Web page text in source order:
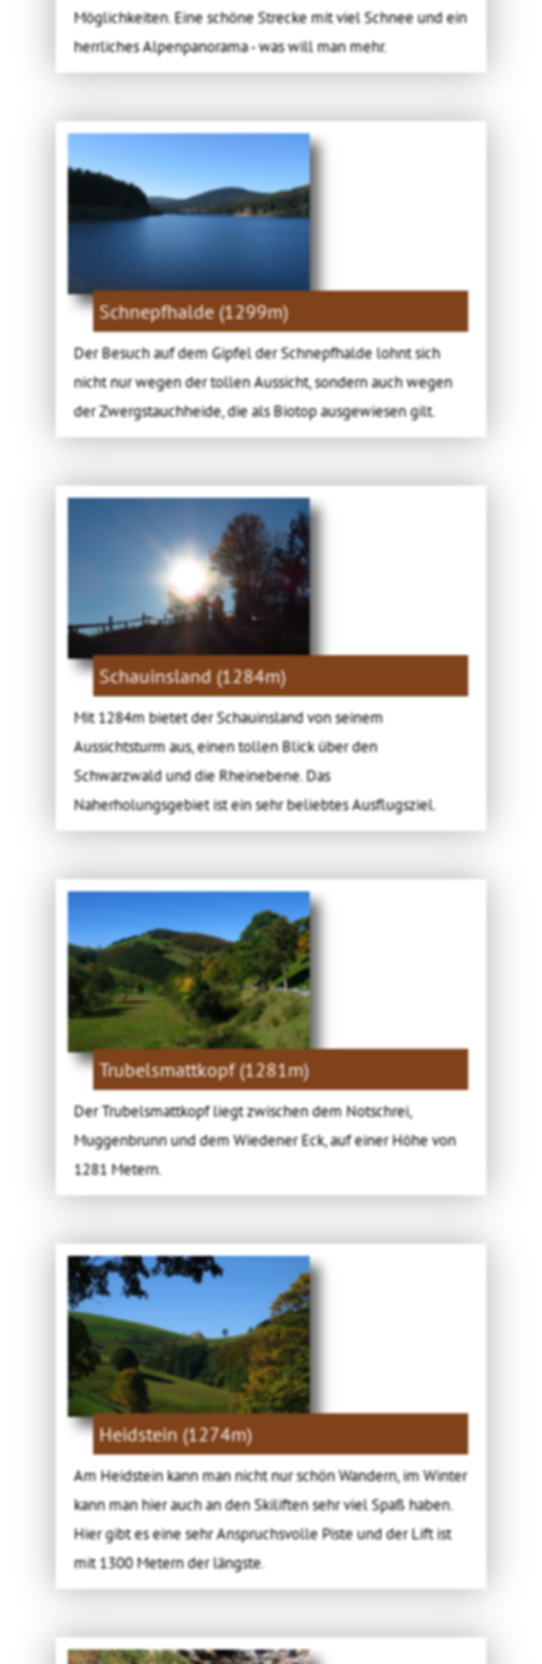
Möglichkeiten. Eine schöne Strecke mit viel Schnee und ein
herrliches Alpenpanorama - was will man mehr.
Schnepfhalde (1299m)
Der Besuch auf dem Gipfel der Schnepfhalde lohnt sich
nicht nur wegen der tollen Aussicht, sondern auch wegen
der Zwergstauchheide, die als Biotop ausgewiesen gilt.
Schauinsland (1284m)
Mit 1284m bietet der Schauinsland von seinem
Aussichtsturm aus, einen tollen Blick über den
Schwarzwald und die Rheinebene. Das
Naherholungsgebiet ist ein sehr beliebtes Ausflugsziel.
Trubelsmattkopf (1281m)
Der Trubelsmattkopf liegt zwischen dem Notschrei,
Muggenbrunn und dem Wiedener Eck, auf einer Höhe von
1281 Metern.
Heidstein (1274m)
Am Heidstein kann man nicht nur schön Wandern, im Winter
kann man hier auch an den Skiliften sehr viel Spaß haben.
Hier gibt es eine sehr Anspruchsvolle Piste und der Lift ist
mit 1300 Metern der längste.